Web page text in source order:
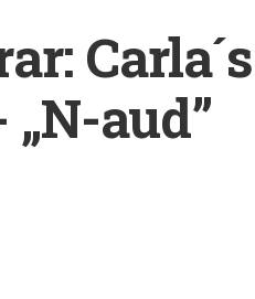
Carla´s
aud”